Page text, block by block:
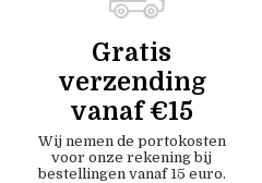
Gratis
verzending
vanaf €15
Wij nemen de portokosten
voor onze rekening bij
bestellingen vanaf 15 euro.